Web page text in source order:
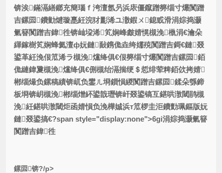
锛涘鏋滆繕鎯充簡瑙ｆ洿澶氬叧浜庡僵鑹蹭簩缁寸爜闃蹭
吉鏍囩鐨勭煡璇嗭紝浣犲彲浠ユ潵鍜ㄨ鎴戜滑涓婃捣灏
氭簮闃蹭吉鍏徃锛屾垜浠笂娴峰皻婧愰槻浼槸涓€瀹朵
緷鎵樹笂娴蜂氦澶ф妧鏈敮鎸佹垚绔嬬殑闃蹭吉鎶€鏈叕
鍙革紝浼佷笟浠ラ槻浼爣绛俱€佷簩缁寸爜闃蹭吉鏍囩銆
佹縺鍏夐槻浼爣绛俱€侀槻绐滆揣绠＄悊绯荤粺銆佽拷婧
郴缁熶负鏍稿績锛屼负鐢ㄦ埛鎻愪緵闃蹭吉鏍囩鍒朵綔鍗
板埛锛岄槻浼郴缁熷紑鍙戠瓑锛屽叕鍙镐互鍖哄潡閾鹃槻
浼紝鍖哄潡閾炬函婧愪负浼樺娍浜т笟椤圭洰鐨勯珮鏂版妧
鏈叕鍙搞€?span style="display:none">6gi涓婃捣灏氭簮
闃蹭吉鍏徃
鏍囩锛?/p>